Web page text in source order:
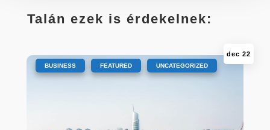
Talán ezek is érdekelnek:
dec 22
| BUSINESS , FEATURED , UNCATEGORIZED